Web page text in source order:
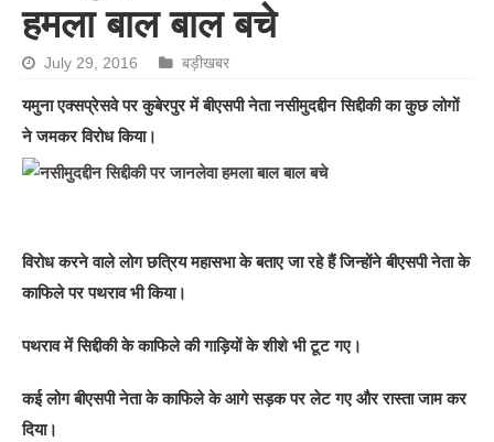
हमला बाल बाल बचे
July 29, 2016 बड़ीखबर
यमुना एक्सप्रेसवे पर कुबेरपुर में बीएसपी नेता नसीमुदद्दीन सिद्दीकी का कुछ लोगों
ने जमकर विरोध किया।
विरोध करने वाले लोग छत्रिय महासभा के बताए जा रहे हैं जिन्होंने बीएसपी नेता के
काफिले पर पथराव भी किया।
पथराव में सिद्दीकी के काफिले की गाड़ियों के शीशे भी टूट गए।
कई लोग बीएसपी नेता के काफिले के आगे सड़क पर लेट गए और रास्ता जाम कर
दिया।